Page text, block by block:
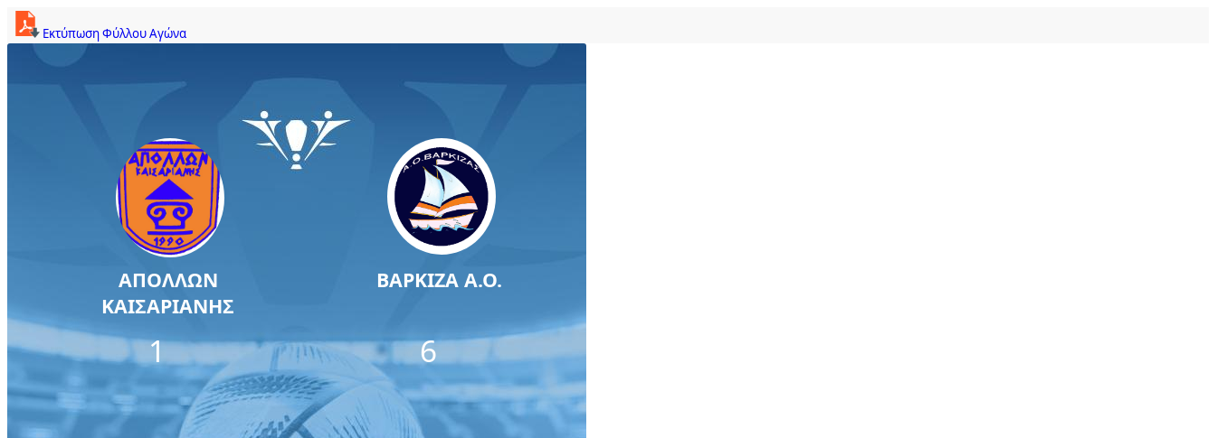
Εκτύπωση Φύλλου Αγώνα
ΑΠΟΛΛΩΝ
ΚΑΙΣΑΡΙΑΝΗΣ
1
ΒΑΡΚΙΖΑ Α.Ο.
6